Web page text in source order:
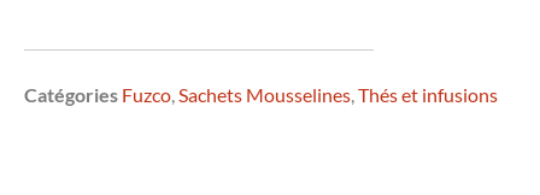
Catégories Fuzco,Sachets Mousselines,Thés et infusions